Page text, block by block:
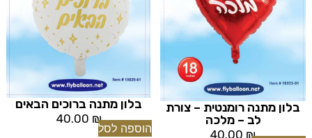
בלון מתנה רומנטית – צורת
לב – מלכה
40.00 ₪
בלון מתנה ברוכים הבאים
40.00 ₪
הוספה לסל